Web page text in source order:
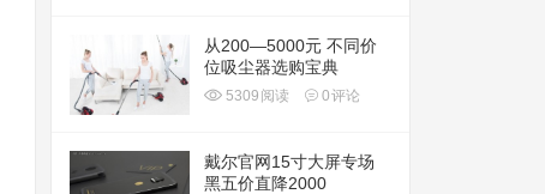
从200—5000元 不同价
位吸尘器选购宝典
5309 阅读 0评论
戴尔官网15寸大屏专场
黑五价直降2000